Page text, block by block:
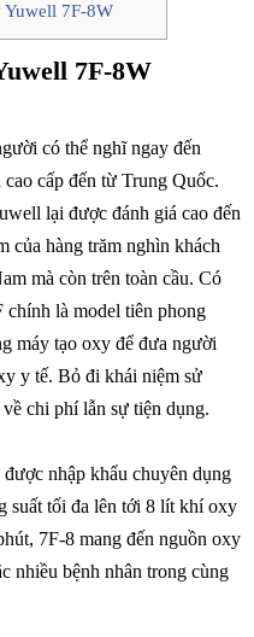
7F-8W
7F-8W
có thể nghĩ ngay đến
cao cấp đến từ Trung Quốc.
lại được đánh giá cao đến
của hàng trăm nghìn khách
mà còn trên toàn cầu. Có
chính là model tiên phong
máy tạo oxy để đưa người
y tế. Bỏ đi khái niệm sử
chi phí lẫn sự tiện dụng.
nhập khẩu chuyên dụng
suất tối đa lên tới 8 lít khí oxy
7F-8 mang đến nguồn oxy
nhiều bệnh nhân trong cùng